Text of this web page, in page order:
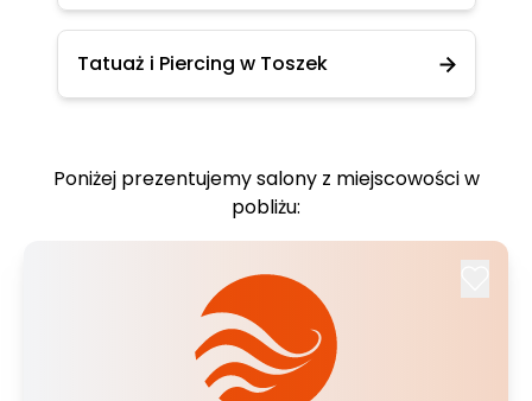
Tatuaż i Piercing w Toszek
Poniżej prezentujemy salony z miejscowości w
pobliżu: